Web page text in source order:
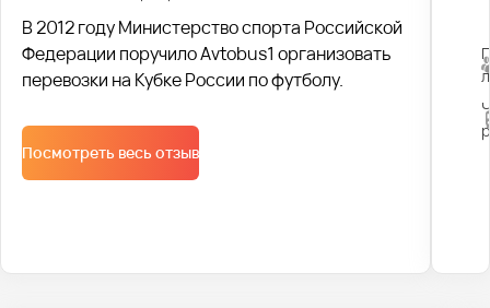
В 2012 году Министерство спорта Российской
Федерации поручило Avtobus1 организовать
перевозки на Кубке России по футболу.
Посмотреть весь отзыв